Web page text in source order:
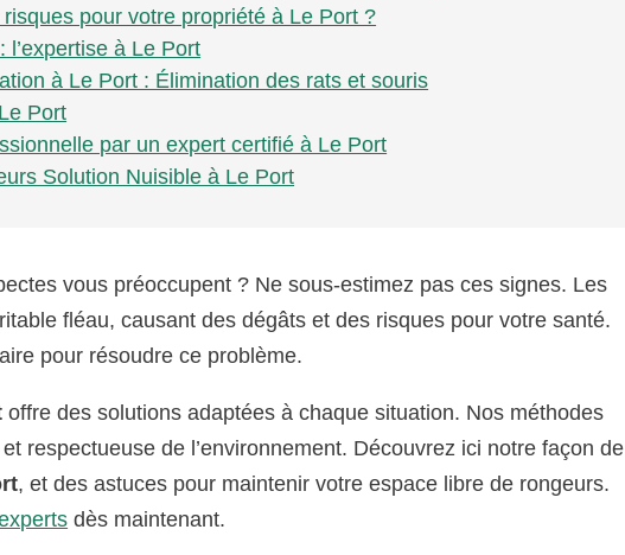
pour votre propriété à Le Port ?
à Le Port
à Le Port : Élimination des rats et souris
Port
par un expert certifié à Le Port
Solution Nuisible à Le Port
vous préoccupent ? Ne sous-estimez pas ces signes. Les
fléau, causant des dégâts et des risques pour votre santé.
pour résoudre ce problème.
offre des solutions adaptées à chaque situation. Nos méthodes
respectueuse de l’environnement. Découvrez ici notre façon de
, et des astuces pour maintenir votre espace libre de rongeurs.
dès maintenant.